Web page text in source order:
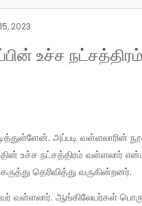
2023
உச்ச நட்சத்திரம்
அப்படி வள்ளலாரின்
உச்ச நட்சத்திரம் வள்ளலார்
தெரிவித்து வருகின்றனர்.